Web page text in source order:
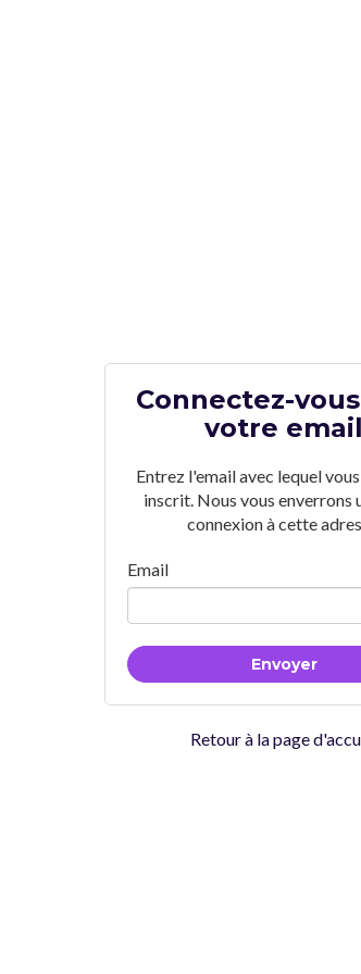
Connectez-
votre email
Entrez l'email avec lequel
inscrit. Nous vous enverrons
connexion à cette
Email
Retour à la page